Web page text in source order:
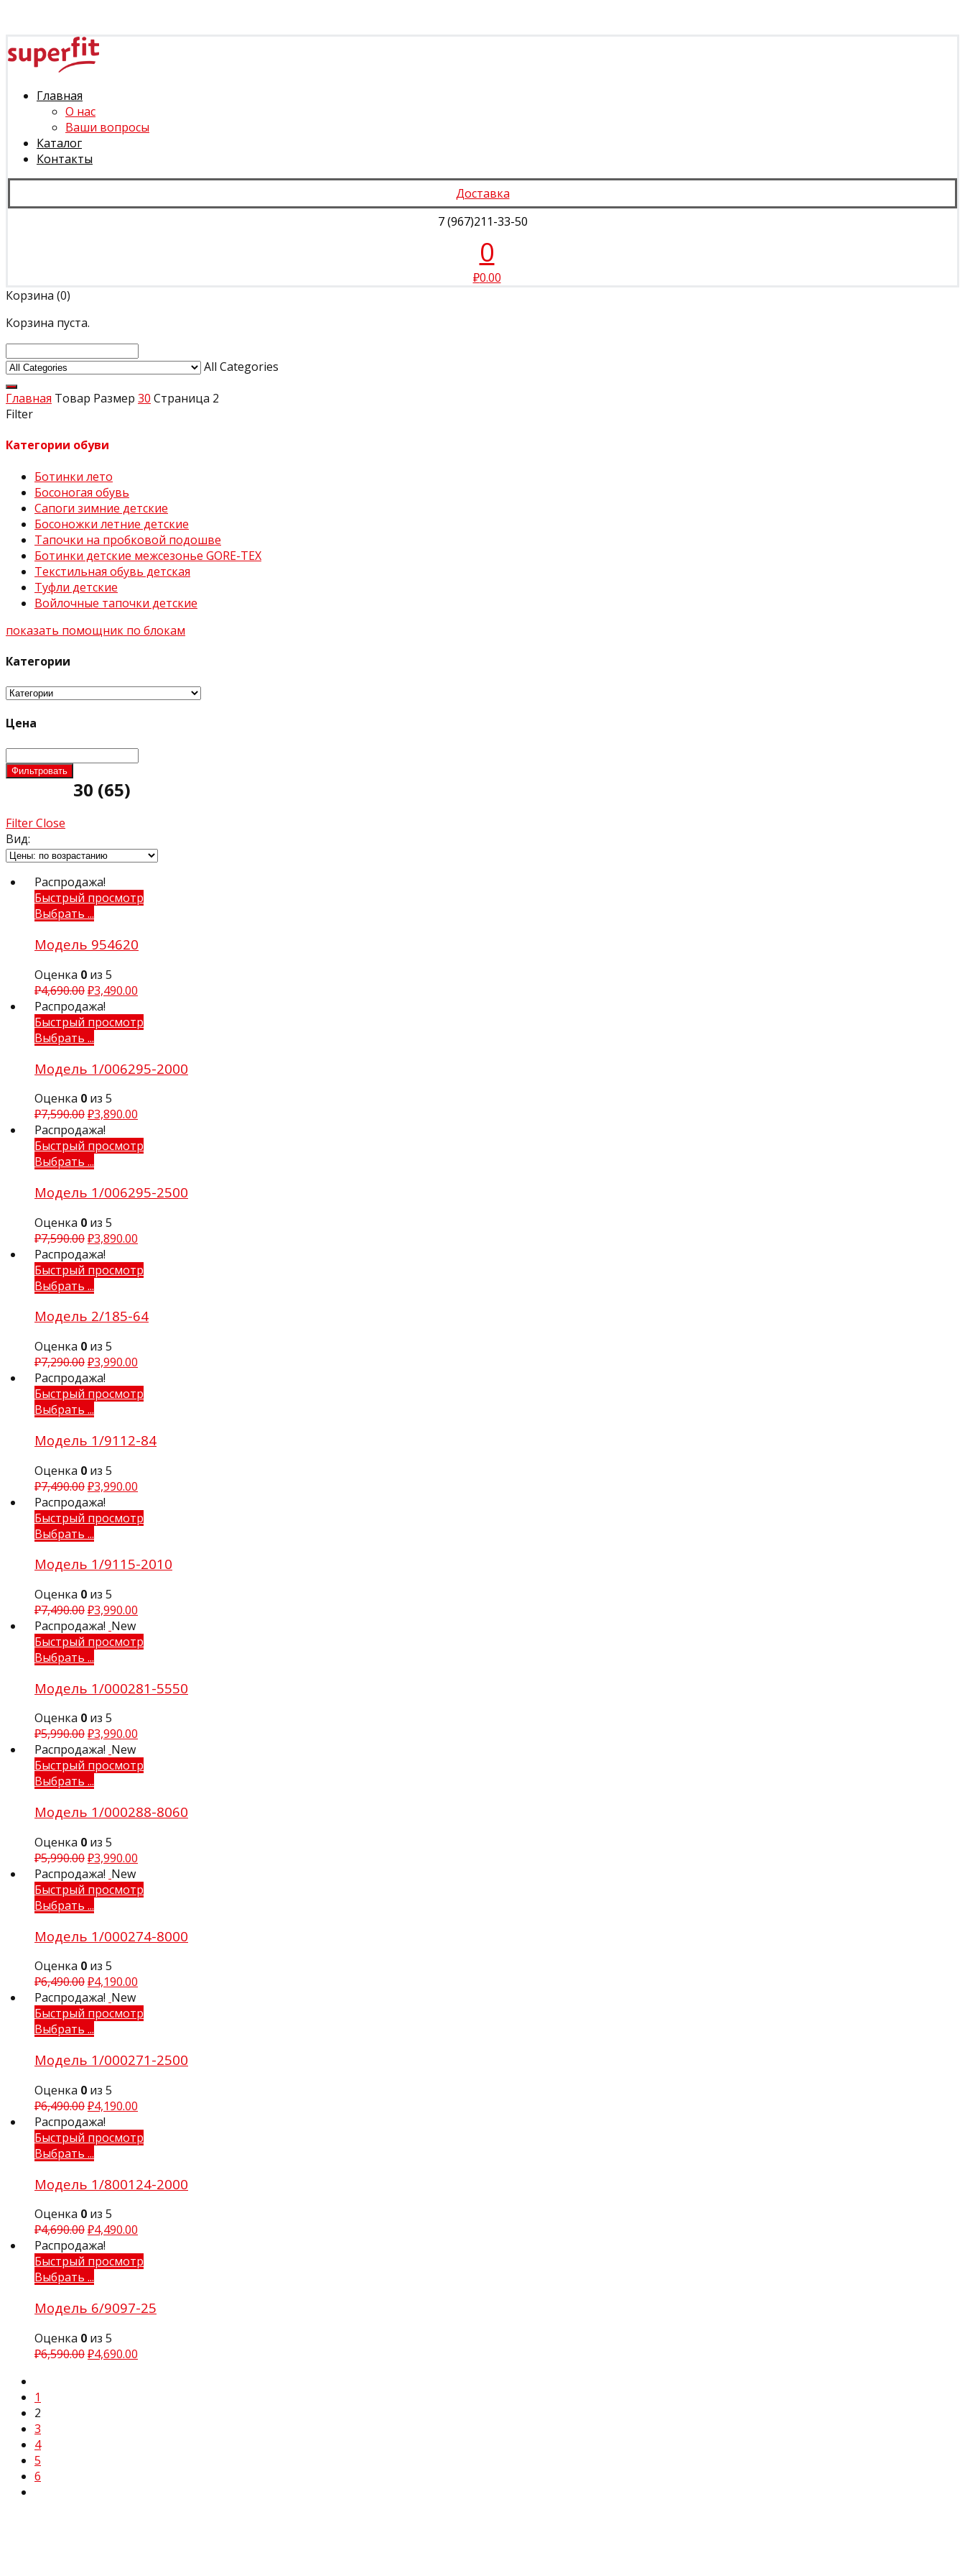
Главная
О нас
Ваши вопросы
Каталог
Контакты
Доставка
7 (967)211-33-50
0
₽0.00
Корзина (0)
Корзина пуста.
All Categories
Главная Товар Размер 30 Страница 2
Filter
Категории обуви
Ботинки лето
Босоногая обувь
Сапоги зимние детские
Босоножки летние детские
Тапочки на пробковой подошве
Ботинки детские межсезонье GORE-TEX
Текстильная обувь детская
Туфли детские
Войлочные тапочки детские
показать помощник по блокам
Категории
Цена
Фильтровать
30 (65)
FilterClose
Вид:
Распродажа!
Быстрый просмотр
Выбрать ...
Модель 954620
Оценка 0 из 5
₽4,690.00₽3,490.00
Распродажа!
Быстрый просмотр
Выбрать ...
Модель 1/006295-2000
Оценка 0 из 5
₽7,590.00₽3,890.00
Распродажа!
Быстрый просмотр
Выбрать ...
Модель 1/006295-2500
Оценка 0 из 5
₽7,590.00₽3,890.00
Распродажа!
Быстрый просмотр
Выбрать ...
Модель 2/185-64
Оценка 0 из 5
₽7,290.00₽3,990.00
Распродажа!
Быстрый просмотр
Выбрать ...
Модель 1/9112-84
Оценка 0 из 5
₽7,490.00₽3,990.00
Распродажа!
Быстрый просмотр
Выбрать ...
Модель 1/9115-2010
Оценка 0 из 5
₽7,490.00₽3,990.00
Распродажа! New
Быстрый просмотр
Выбрать ...
Модель 1/000281-5550
Оценка 0 из 5
₽5,990.00₽3,990.00
Распродажа! New
Быстрый просмотр
Выбрать ...
Модель 1/000288-8060
Оценка 0 из 5
₽5,990.00₽3,990.00
Распродажа! New
Быстрый просмотр
Выбрать ...
Модель 1/000274-8000
Оценка 0 из 5
₽6,490.00₽4,190.00
Распродажа! New
Быстрый просмотр
Выбрать ...
Модель 1/000271-2500
Оценка 0 из 5
₽6,490.00₽4,190.00
Распродажа!
Быстрый просмотр
Выбрать ...
Модель 1/800124-2000
Оценка 0 из 5
₽4,690.00₽4,490.00
Распродажа!
Быстрый просмотр
Выбрать ...
Модель 6/9097-25
Оценка 0 из 5
₽6,590.00₽4,690.00
1
2
3
4
5
6